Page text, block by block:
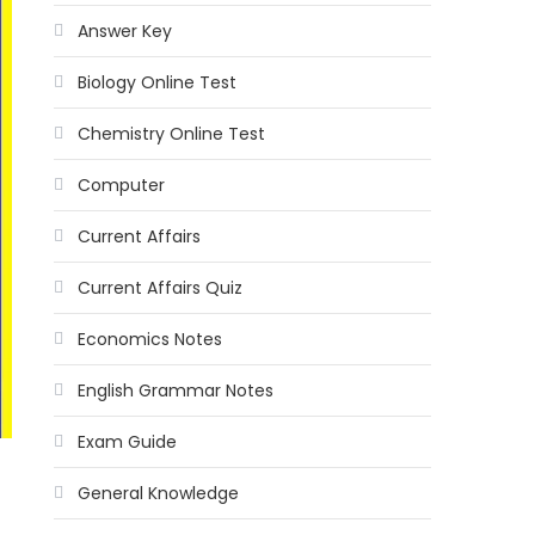
Answer Key
Biology Online Test
Chemistry Online Test
Computer
Current Affairs
Current Affairs Quiz
Economics Notes
English Grammar Notes
Exam Guide
General Knowledge